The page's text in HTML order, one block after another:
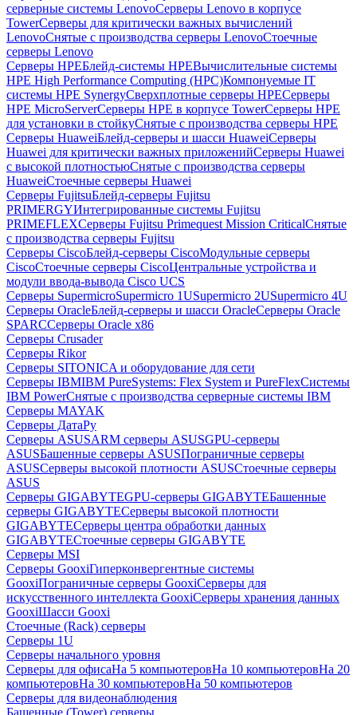
серверные системы LenovoСерверы Lenovo в корпусе
TowerСерверы для критически важных вычислений
LenovoСнятые с производства серверы LenovoСтоечные
серверы Lenovo
Серверы HPEБлейд-системы HPEВычислительные системы
HPE High Performance Computing (HPC)Компонуемые IT
системы HPE SynergyСверхплотные серверы HPEСерверы
HPE MicroServerСерверы HPE в корпусе TowerСерверы HPE
для установки в стойкуСнятые с производства серверы HPE
Серверы HuaweiБлейд-серверы и шасси HuaweiСерверы
Huawei для критически важных приложенийСерверы Huawei
с высокой плотностьюСнятые с производства серверы
HuaweiСтоечные серверы Huawei
Серверы FujitsuБлейд-серверы Fujitsu
PRIMERGYИнтегрированные системы Fujitsu
PRIMEFLEXСерверы Fujitsu Primequest Mission CriticalСнятые
с производства серверы Fujitsu
Серверы CiscoБлейд-серверы CiscoМодульные серверы
CiscoСтоечные серверы CiscoЦентральные устройства и
модули ввода-вывода Cisco UCS
Серверы SupermicroSupermicro 1USupermicro 2USupermicro 4U
Серверы OracleБлейд-серверы и шасси OracleСерверы Oracle
SPARCСерверы Oracle x86
Серверы Crusader
Серверы Rikor
Серверы SITONICA и оборудование для сети
Серверы IBMIBM PureSystems: Flex System и PureFlexСистемы
IBM PowerСнятые с производства серверные системы IBM
Серверы MAYAK
Серверы ДатаРу
Серверы ASUSARM серверы ASUSGPU-серверы
ASUSБашенные серверы ASUSПограничные серверы
ASUSСерверы высокой плотности ASUSСтоечные серверы
ASUS
Серверы GIGABYTEGPU-серверы GIGABYTEБашенные
серверы GIGABYTEСерверы высокой плотности
GIGABYTEСерверы центра обработки данных
GIGABYTEСтоечные серверы GIGABYTE
Серверы MSI
Серверы GooxiГиперконвергентные системы
GooxiПограничные серверы GooxiСерверы для
искусственного интеллекта GooxiСерверы хранения данных
GooxiШасси Gooxi
Стоечные (Rack) серверы
Серверы 1U
Серверы начального уровня
Серверы для офисаНа 5 компьютеровНа 10 компьютеровНа 20
компьютеровНа 30 компьютеровНа 50 компьютеров
Серверы для видеонаблюдения
Башенные (Tower) серверы